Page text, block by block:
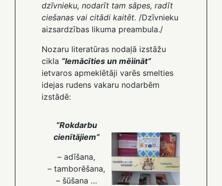
dzīvnieku, nodarīt tam sāpes, radīt
ciešanas vai citādi kaitēt. /Dzīvnieku
aizsardzības likuma preambula./
Nozaru literatūras nodaļā izstāžu
cikla “Iemācīties un mēìināt”
ietvaros apmeklētāji varēs smelties
idejas rudens vakaru nodarbēm
izstādē:
“Rokdarbu
cienītājiem”
– adīšana,
– tamborēšana,
– šūšana …